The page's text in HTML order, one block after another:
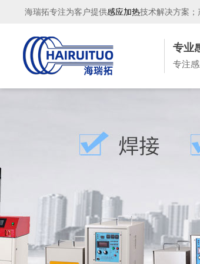
海瑞拓专注为客户提供感应加热技术解决方案
专业
专注